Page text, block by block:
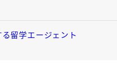
留学エージェント